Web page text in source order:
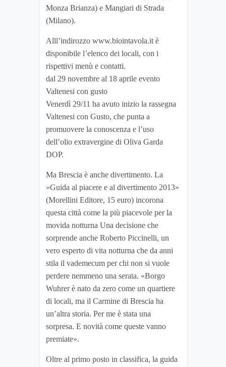
Monza Brianza) e Mangiari di Strada
(Milano).
Alll’indirozzo www.biointavola.it è
disponibile l’elenco dei locali, con i
rispettivi menù e contatti.
dal 29 novembre al 18 aprile evento
Valtenesi con gusto
Venerdì 29/11 ha avuto inizio la rassegna
Valtenesi con Gusto, che punta a
promuovere la conoscenza e l’uso
dell’olio extravergine di Oliva Garda
DOP.
Ma Brescia è anche divertimento. La
«Guida al piacere e al divertimento 2013»
(Morellini Editore, 15 euro) incorona
questa città come la più piacevole per la
movida notturna Una decisione che
sorprende anche Roberto Piccinelli, un
vero esperto di vita notturna che da anni
stila il vademecum per chi non si vuole
perdere nemmeno una serata. «Borgo
Wuhrer è nato da zero come un quartiere
di locali, ma il Carmine di Brescia ha
un’altra storia. Per me è stata una
sorpresa. E novità come queste vanno
premiate».
Oltre al primo posto in classifica, la guida